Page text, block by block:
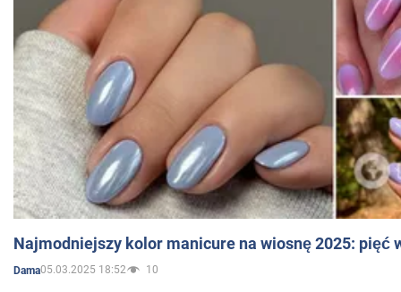
Najmodniejszy kolor manicure na wiosnę 2025: pięć
Dama05.03.2025 18:52 10